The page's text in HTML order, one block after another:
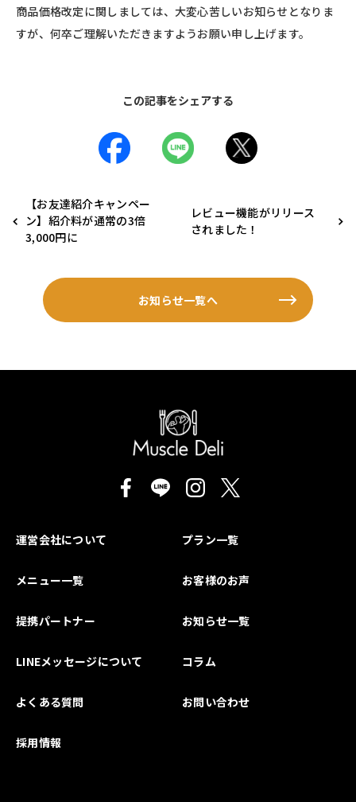
商品価格改定に関しましては、大変心苦しいお知らせとなりま
すが、何卒ご理解いただきますようお願い申し上げます。
この記事をシェアする
【お友達紹介キャンペー
ン】紹介料が通常の3倍
3,000円に
レビュー機能がリリース
されました！
お知らせ一覧へ
運営会社について プラン一覧
メニュー一覧 お客様のお声
提携パートナー お知らせ一覧
LINEメッセージについて コラム
よくある質問 お問い合わせ
採用情報